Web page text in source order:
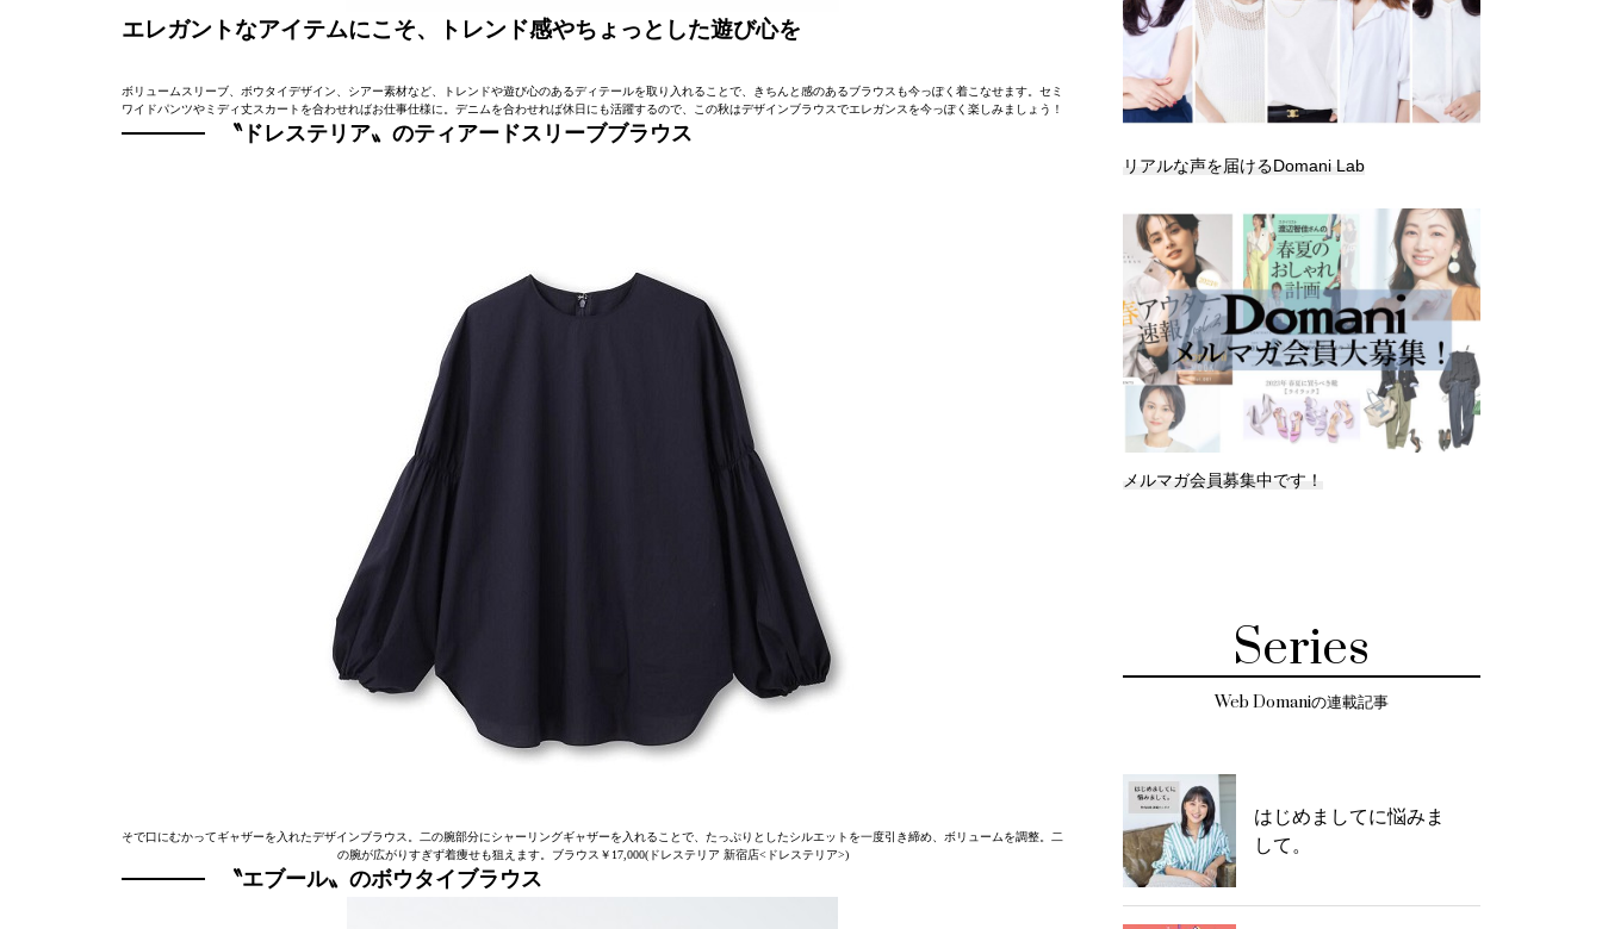
エレガントなアイテムにこそ、トレンド感やちょっとした遊び心を
ボリュームスリーブ、ボウタイデザイン、シアー素材など、トレンドや遊び心のあるディテールを取り入れることで、きちんと感のあるブラウスも今っぽく着こなせます。セミ
ワイドパンツやミディ丈スカートを合わせればお仕事仕様に。デニムを合わせれば休日にも活躍するので、この秋はデザインブラウスでエレガンスを今っぽく楽しみましょう！
〝ドレステリア〟のティアードスリーブブラウス
そで口にむかってギャザーを入れたデザインブラウス。二の腕部分にシャーリングギャザーを入れることで、たっぷりとしたシルエットを一度引き締め、ボリュームを調整。二
の腕が広がりすぎず着痩せも狙えます。ブラウス￥17,000(ドレステリア 新宿店<ドレステリア>)
〝エブール〟のボウタイブラウス
リアルな声を届けるDomani Lab
メルマガ会員募集中です！
Series
Web Domaniの連載記事
はじめましてに悩みま
して。